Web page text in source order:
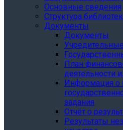
Основные сведения
Структура
Документы
Документы
План
деятельности
Информация о
задания
Отчёт о
Результаты